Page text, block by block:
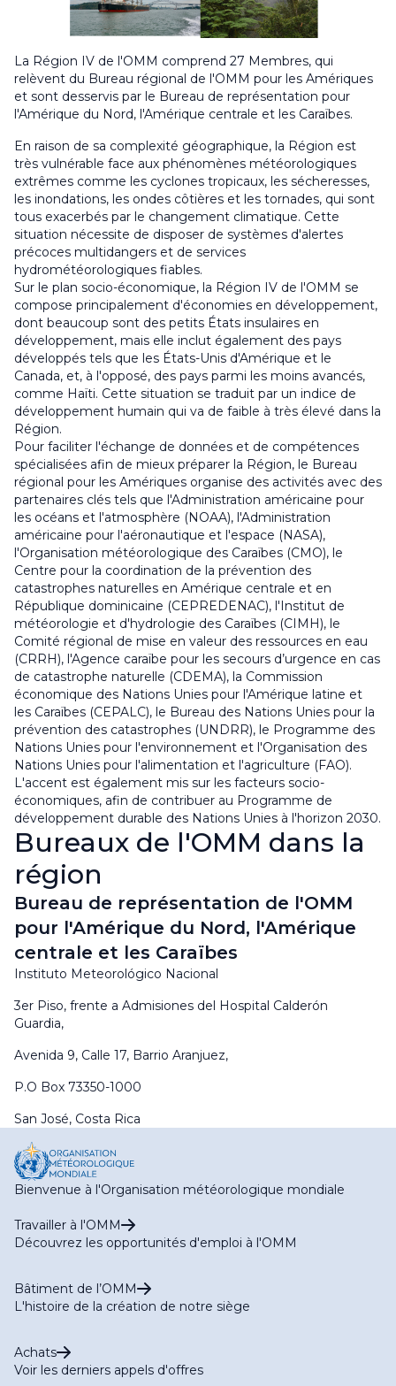
La Région IV de l'OMM comprend 27 Membres, qui
relèvent du Bureau régional de l'OMM pour les Amériques
et sont desservis par le Bureau de représentation pour
l'Amérique du Nord, l'Amérique centrale et les Caraïbes.
En raison de sa complexité géographique, la Région est
très vulnérable face aux phénomènes météorologiques
extrêmes comme les cyclones tropicaux, les sécheresses,
les inondations, les ondes côtières et les tornades, qui sont
tous exacerbés par le changement climatique. Cette
situation nécessite de disposer de systèmes d'alertes
précoces multidangers et de services
hydrométéorologiques fiables.
Sur le plan socio-économique, la Région IV de l'OMM se
compose principalement d'économies en développement,
dont beaucoup sont des petits États insulaires en
développement, mais elle inclut également des pays
développés tels que les États-Unis d'Amérique et le
Canada, et, à l'opposé, des pays parmi les moins avancés,
comme Haïti. Cette situation se traduit par un indice de
développement humain qui va de faible à très élevé dans la
Région.
Pour faciliter l'échange de données et de compétences
spécialisées afin de mieux préparer la Région, le Bureau
régional pour les Amériques organise des activités avec des
partenaires clés tels que l'Administration américaine pour
les océans et l'atmosphère (NOAA), l'Administration
américaine pour l'aéronautique et l'espace (NASA),
l'Organisation météorologique des Caraïbes (CMO), le
Centre pour la coordination de la prévention des
catastrophes naturelles en Amérique centrale et en
République dominicaine (CEPREDENAC), l'Institut de
météorologie et d'hydrologie des Caraïbes (CIMH), le
Comité régional de mise en valeur des ressources en eau
(CRRH), l'Agence caraïbe pour les secours d’urgence en cas
de catastrophe naturelle (CDEMA), la Commission
économique des Nations Unies pour l'Amérique latine et
les Caraïbes (CEPALC), le Bureau des Nations Unies pour la
prévention des catastrophes (UNDRR), le Programme des
Nations Unies pour l'environnement et l'Organisation des
Nations Unies pour l'alimentation et l'agriculture (FAO).
L'accent est également mis sur les facteurs socio-
économiques, afin de contribuer au Programme de
développement durable des Nations Unies à l'horizon 2030.
Bureaux de l'OMM dans la
région
Bureau de représentation de l'OMM
pour l'Amérique du Nord, l'Amérique
centrale et les Caraïbes
Instituto Meteorológico Nacional
3er Piso, frente a Admisiones del Hospital Calderón
Guardia,
Avenida 9, Calle 17, Barrio Aranjuez,
P.O Box 73350-1000
San José, Costa Rica
Bienvenue à l'Organisation météorologique mondiale
Travailler à l'OMM
Découvrez les opportunités d'emploi à l'OMM
Bâtiment de l’OMM
L'histoire de la création de notre siège
Achats
Voir les derniers appels d'offres